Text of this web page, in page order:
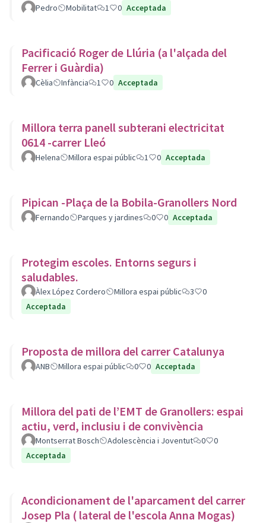
Pedro Mobilitat 1 0 Acceptada
Pacificació Roger de Llúria (a l'alçada del
Ferrer i Guàrdia)
Cèlia Infància 1 0 Acceptada
Millora terra panell subterani electricitat
0614 -carrer Lleó
Helena Millora espai públic 1 0 Acceptada
Pipican -Plaça de la Bobila-Granollers Nord
Fernando Parques y jardines 0 0 Acceptada
Protegim escoles. Entorns segurs i
saludables.
Àlex López Cordero Millora espai públic 3
0
Acceptada
Proposta de millora del carrer Catalunya
ANB Millora espai públic 0 0 Acceptada
Millora del pati de l’EMT de Granollers: espai
actiu, verd, inclusiu i de convivència
Montserrat Bosch Adolescència i Joventut 0
0
Acceptada
Acondicionament de l'aparcament del carrer
Josep Pla ( lateral de l'escola Anna Mogas)